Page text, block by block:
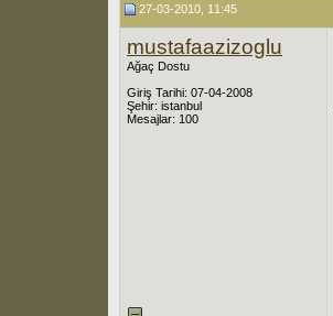
27-03-2010, 11:45
mustafaazizoglu
Ağaç Dostu
Giriş Tarihi: 07-04-2008
Şehir: istanbul
Mesajlar: 100